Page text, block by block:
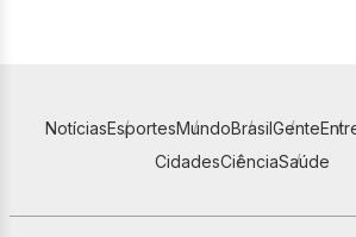
NotíciasEsportesMundoBrasilGente
CidadesCiênciaSaúde